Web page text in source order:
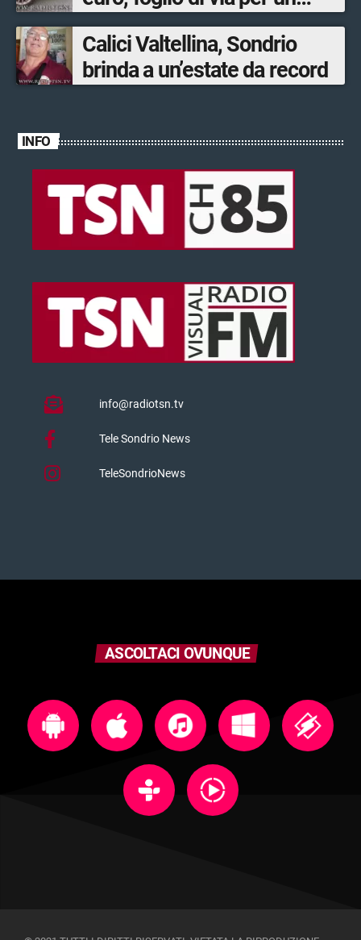
ventinovenne
Calici Valtellina, Sondrio
brinda a un’estate da record
INFO
info@radiotsn.tv
Tele Sondrio News
TeleSondrioNews
ASCOLTACI OVUNQUE